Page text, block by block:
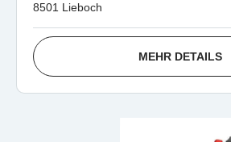
8501 Lieboch
MEHR DETAILS